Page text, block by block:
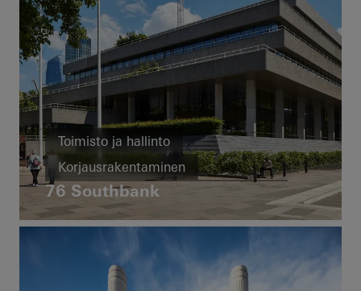
Toimisto ja hallinto
Korjausrakentaminen
Hiilidioksidipäästöjen vähentäminen
Paloturvallisuus
Ikkunat
Ovet
Aurinkosuojaus
Automaatio
United Kingdom
76 Southbank